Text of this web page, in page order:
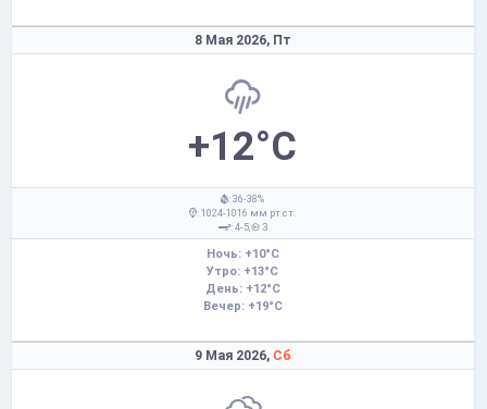
8 Мая 2026, Пт
+12°C
: 36-38%
: 1024-1016 мм рт.ст.
: 4-5,
З
Ночь: +10°C
Утро: +13°C
День: +12°C
Вечер: +19°C
9 Мая 2026, Сб